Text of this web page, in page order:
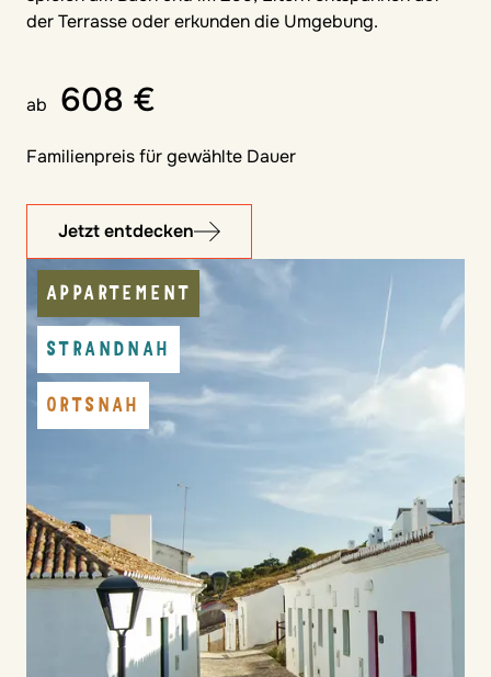
der Terrasse oder erkunden die Umgebung.
ab 608 €
Familienpreis für gewählte Dauer
Jetzt entdecken
APPARTEMENT
STRANDNAH
ORTSNAH